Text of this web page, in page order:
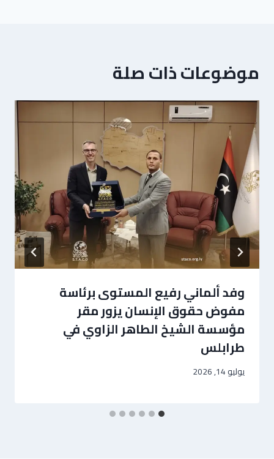
موضوعات ذات صلة
وفد ألماني رفيع المستوى برئاسة
مفوض حقوق الإنسان يزور مقر
مؤسسة الشيخ الطاهر الزاوي في
طرابلس
يوليو 14, 2026